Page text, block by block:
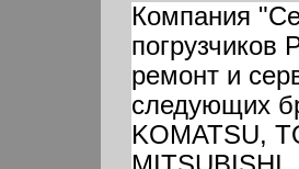
Компания
погрузчиков
ремонт и
следующих
KOMATSU,